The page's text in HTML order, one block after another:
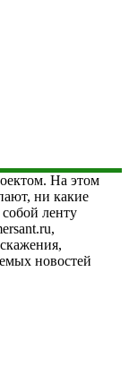
На этом
ни какие
ленту
новостей